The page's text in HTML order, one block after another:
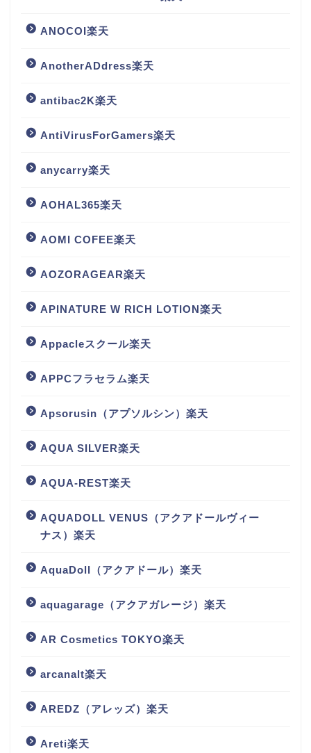
ANOCOI楽天
AnotherADdress楽天
antibac2K楽天
AntiVirusForGamers楽天
anycarry楽天
AOHAL365楽天
AOMI COFEE楽天
AOZORAGEAR楽天
APINATURE W RICH LOTION楽天
Appacleスクール楽天
APPCフラセラム楽天
Apsorusin（アプソルシン）楽天
AQUA SILVER楽天
AQUA-REST楽天
AQUADOLL VENUS（アクアドールヴィー
ナス）楽天
AquaDoll（アクアドール）楽天
aquagarage（アクアガレージ）楽天
AR Cosmetics TOKYO楽天
arcanalt楽天
AREDZ（アレッズ）楽天
Areti楽天